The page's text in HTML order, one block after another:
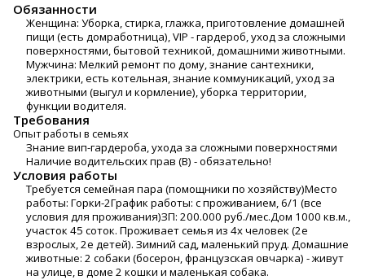
Обязанности
Женщина: Уборка, стирка, глажка, приготовление домашней
пищи (есть домработница), VIP - гардероб, уход за сложными
поверхностями, бытовой техникой, домашними животными.
Мужчина: Мелкий ремонт по дому, знание сантехники,
электрики, есть котельная, знание коммуникаций, уход за
животными (выгул и кормление), уборка территории,
функции водителя.
Требования
Опыт работы в семьях
Знание вип-гардероба, ухода за сложными поверхностями
Наличие водительских прав (В) - обязательно!
Условия работы
Требуется семейная пара (помощники по хозяйству)Место
работы: Горки-2График работы: с проживанием, 6/1 (все
условия для проживания)ЗП: 200.000 руб./мес.Дом 1000 кв.м.,
участок 45 соток. Проживает семья из 4х человек (2е
взрослых, 2е детей). Зимний сад, маленький пруд. Домашние
животные: 2 собаки (босерон, французская овчарка) - живут
на улице, в доме 2 кошки и маленькая собака.